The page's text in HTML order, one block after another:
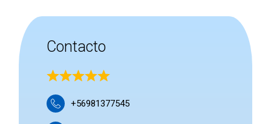
Contacto
+56981377545